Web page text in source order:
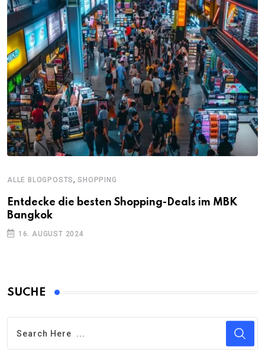
ALLE BLOGPOSTS,SHOPPING
Entdecke die besten Shopping-Deals im MBK
Bangkok
16. AUGUST 2024
SUCHE